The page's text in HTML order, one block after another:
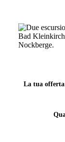
La tua offerta